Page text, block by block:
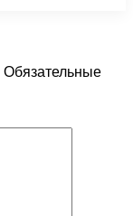
Обязательные